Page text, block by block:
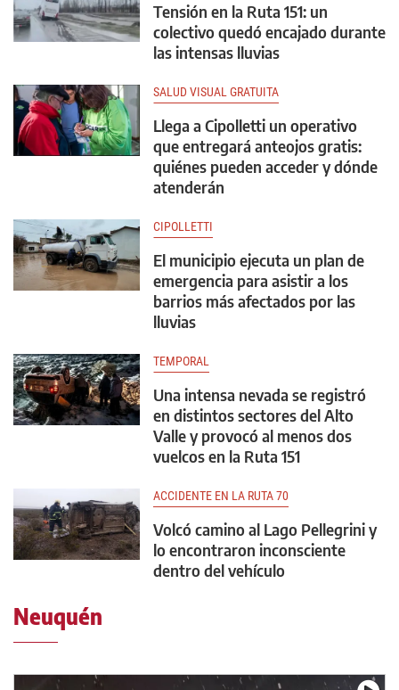
Tensión en la Ruta 151: un
colectivo quedó encajado durante
las intensas lluvias
SALUD VISUAL GRATUITA
Llega a Cipolletti un operativo
que entregará anteojos gratis:
quiénes pueden acceder y dónde
atenderán
CIPOLLETTI
El municipio ejecuta un plan de
emergencia para asistir a los
barrios más afectados por las
lluvias
TEMPORAL
Una intensa nevada se registró
en distintos sectores del Alto
Valle y provocó al menos dos
vuelcos en la Ruta 151
ACCIDENTE EN LA RUTA 70
Volcó camino al Lago Pellegrini y
lo encontraron inconsciente
dentro del vehículo
Neuquén